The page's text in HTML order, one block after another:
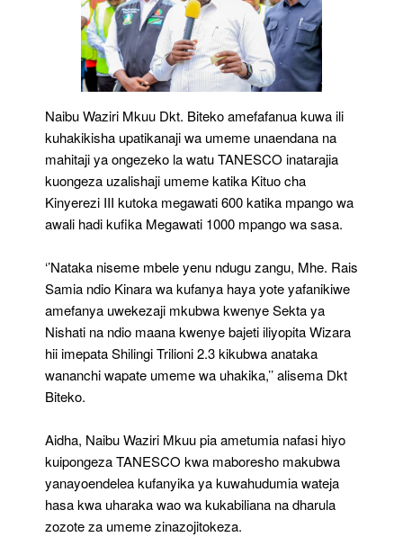
Naibu Waziri Mkuu Dkt. Biteko amefafanua kuwa ili
kuhakikisha upatikanaji wa umeme unaendana na
mahitaji ya ongezeko la watu TANESCO inatarajia
kuongeza uzalishaji umeme katika Kituo cha
Kinyerezi III kutoka megawati 600 katika mpango wa
awali hadi kufika Megawati 1000 mpango wa sasa.
‘’Nataka niseme mbele yenu ndugu zangu, Mhe. Rais
Samia ndio Kinara wa kufanya haya yote yafanikiwe
amefanya uwekezaji mkubwa kwenye Sekta ya
Nishati na ndio maana kwenye bajeti iliyopita Wizara
hii imepata Shilingi Trilioni 2.3 kikubwa anataka
wananchi wapate umeme wa uhakika,’’ alisema Dkt
Biteko.
Aidha, Naibu Waziri Mkuu pia ametumia nafasi hiyo
kuipongeza TANESCO kwa maboresho makubwa
yanayoendelea kufanyika ya kuwahudumia wateja
hasa kwa uharaka wao wa kukabiliana na dharula
zozote za umeme zinazojitokeza.